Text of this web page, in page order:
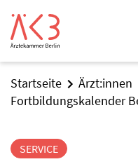
Startseite Ärzt:innen
Fortbildungskalender
SERVICE